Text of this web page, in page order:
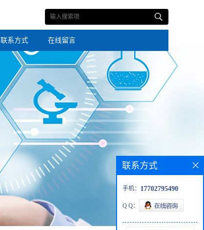
联系方式 在线留言
联系方式
手机： 17702795490
Q Q：